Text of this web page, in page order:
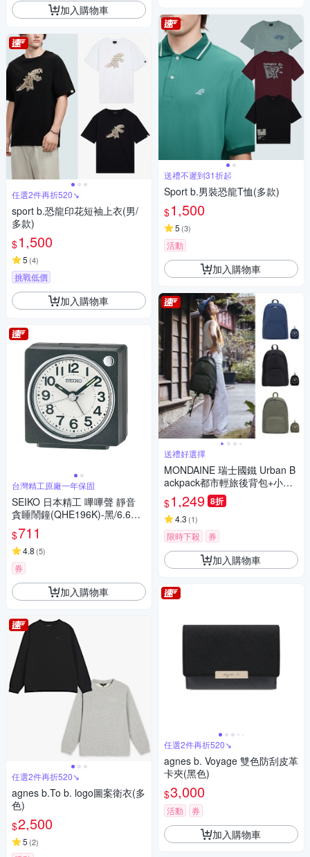
加入購物車
任選2件再折520↘
sport b.恐龍印花短袖上衣(男/
多款)
$1,500
5 (4)
挑戰低價
加入購物車
台灣精工原廠一年保固
SEIKO 日本精工 嗶嗶聲 靜音
貪睡鬧鐘(QHE196K)-黑/6.6X6.
6cm
$711
4.8 (5)
券
加入購物車
任選2件再折520↘
agnes b.To b. logo圖案衛衣(多
色)
$2,500
5 (2)
送禮不遲到31折起
Sport b.男裝恐龍T恤(多款)
$1,500
5 (3)
活動
加入購物車
送禮好選擇
MONDAINE 瑞士國鐵 Urban B
ackpack都市輕旅後背包+小零
錢包(多款任選)
$1,249 8折
4.3 (1)
限時下殺 券
加入購物車
任選2件再折520↘
agnes b. Voyage 雙色防刮皮革
卡夾(黑色)
$3,000
活動 券
加入購物車